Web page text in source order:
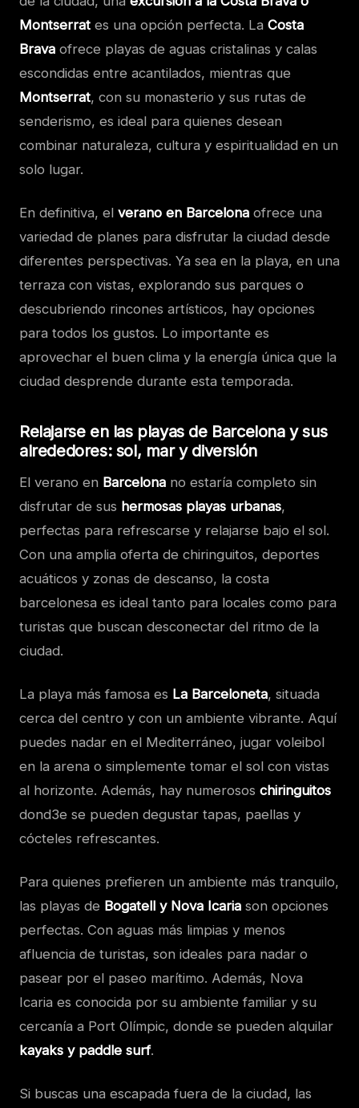
Montserrat es una opción perfecta. La Costa
Brava ofrece playas de aguas cristalinas y calas
escondidas entre acantilados, mientras que
Montserrat, con su monasterio y sus rutas de
senderismo, es ideal para quienes desean
combinar naturaleza, cultura y espiritualidad en un
solo lugar.
En definitiva, el verano en Barcelona ofrece una
variedad de planes para disfrutar la ciudad desde
diferentes perspectivas. Ya sea en la playa, en una
terraza con vistas, explorando sus parques o
descubriendo rincones artísticos, hay opciones
para todos los gustos. Lo importante es
aprovechar el buen clima y la energía única que la
ciudad desprende durante esta temporada.
Relajarse en las playas de Barcelona y sus
alrededores: sol, mar y diversión
El verano en Barcelona no estaría completo sin
disfrutar de sus hermosas playas urbanas,
perfectas para refrescarse y relajarse bajo el sol.
Con una amplia oferta de chiringuitos, deportes
acuáticos y zonas de descanso, la costa
barcelonesa es ideal tanto para locales como para
turistas que buscan desconectar del ritmo de la
ciudad.
La playa más famosa es La Barceloneta, situada
cerca del centro y con un ambiente vibrante. Aquí
puedes nadar en el Mediterráneo, jugar voleibol
en la arena o simplemente tomar el sol con vistas
al horizonte. Además, hay numerosos chiringuitos
dond3e se pueden degustar tapas, paellas y
cócteles refrescantes.
Para quienes prefieren un ambiente más tranquilo,
las playas de Bogatell y Nova Icaria son opciones
perfectas. Con aguas más limpias y menos
afluencia de turistas, son ideales para nadar o
pasear por el paseo marítimo. Además, Nova
Icaria es conocida por su ambiente familiar y su
cercanía a Port Olímpic, donde se pueden alquilar
kayaks y paddle surf.
Si buscas una escapada fuera de la ciudad, las